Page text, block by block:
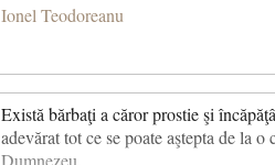
Ionel Teodoreanu
Există bărbaţi a căror prostie şi
adevărat tot ce se poate aştepta de la o
Dumnezeu.